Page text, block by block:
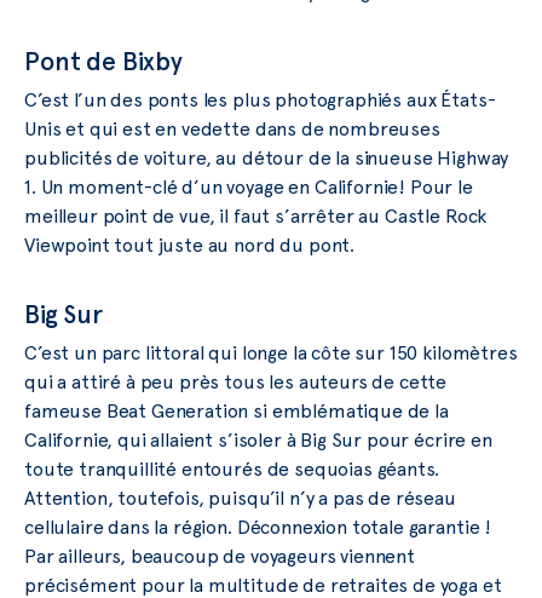
Pont de Bixby
C’est l’un des ponts les plus photographiés aux États-
Unis et qui est en vedette dans de nombreuses
publicités de voiture, au détour de la sinueuse Highway
1. Un moment-clé d’un voyage en Californie! Pour le
meilleur point de vue, il faut s’arrêter au Castle Rock
Viewpoint tout juste au nord du pont.
Big Sur
C’est un parc littoral qui longe la côte sur 150 kilomètres
qui a attiré à peu près tous les auteurs de cette
fameuse Beat Generation si emblématique de la
Californie, qui allaient s’isoler à Big Sur pour écrire en
toute tranquillité entourés de sequoias géants.
Attention, toutefois, puisqu’il n’y a pas de réseau
cellulaire dans la région. Déconnexion totale garantie !
Par ailleurs, beaucoup de voyageurs viennent
précisément pour la multitude de retraites de yoga et